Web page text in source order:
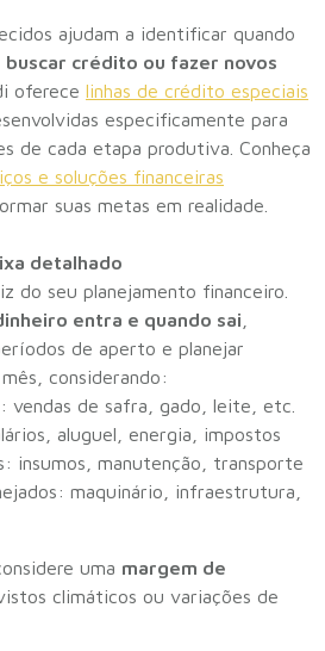
ajudam a identificar quando
buscar crédito ou fazer novos
oferece linhas de crédito especiais
especificamente para
de cada etapa produtiva. Conheça
e soluções financeiras
suas metas em realidade.
detalhado
do seu planejamento financeiro.
entra e quando sai
de aperto e planejar
considerando:
vendas de safra, gado, leite, etc.
aluguel, energia, impostos
insumos, manutenção, transporte
maquinário, infraestrutura,
uma margem de
climáticos ou variações de